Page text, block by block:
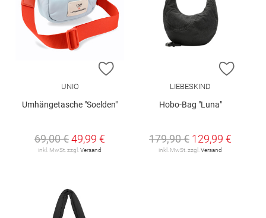
ZUR WUNSCHLISTE HINZUFÜGEN
UNIO
Umhängetasche "Soelden"
69,00 €49,99 €
inkl. MwSt. zzgl. Versand
ZUR
LIEBESKIND
Hobo-Bag "Luna"
179,90 € 129,99 €
inkl. MwSt. zzgl. Versand